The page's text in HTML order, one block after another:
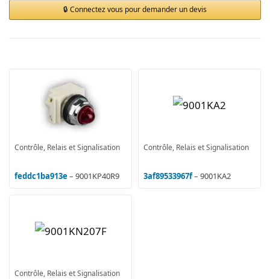
Connectez vous pour demander un devis
Contrôle, Relais et Signalisation
feddc1ba913e– 9001KP40R9
Contrôle, Relais et Signalisation
3af89533967f– 9001KA2
Contrôle, Relais et Signalisation